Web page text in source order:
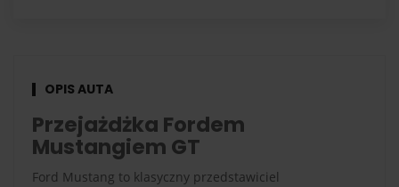
OPIS AUTA
Przejażdżka Fordem
Mustangiem GT
Ford Mustang to klasyczny przedstawiciel